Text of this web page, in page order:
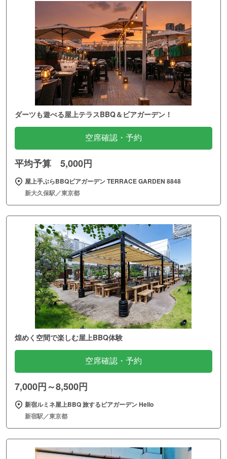
ダーツも遊べる屋上テラスBBQ＆ビアガーデン！
空席確認・予約
平均予算 5,000円
屋上手ぶらBBQビアガーデン TERRACE GARDEN 8848
新大久保駅／東京都
煌めく空間で楽しむ屋上BBQ体験
空席確認・予約
7,000円～8,500円
新宿ルミネ屋上BBQ 旅するビアガーデン Hello
新宿駅／東京都